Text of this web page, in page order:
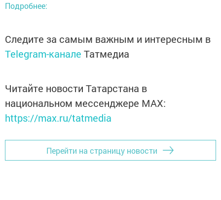
Подробнее:
Следите за самым важным и интересным в
Telegram-канале Татмедиа
Читайте новости Татарстана в
национальном мессенджере MАХ:
https://max.ru/tatmedia
Перейти на страницу новости